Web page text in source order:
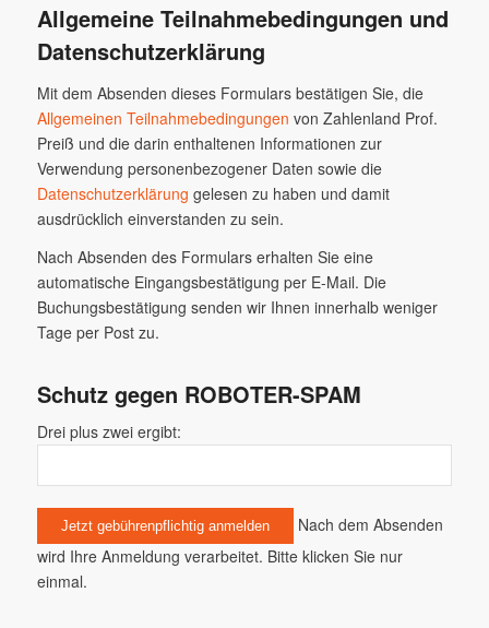
Allgemeine Teilnahmebedingungen und
Datenschutzerklärung
Mit dem Absenden dieses Formulars bestätigen Sie, die
Allgemeinen Teilnahmebedingungen von Zahlenland Prof.
Preiß und die darin enthaltenen Informationen zur
Verwendung personenbezogener Daten sowie die
Datenschutzerklärung gelesen zu haben und damit
ausdrücklich einverstanden zu sein.
Nach Absenden des Formulars erhalten Sie eine
automatische Eingangsbestätigung per E-Mail. Die
Buchungsbestätigung senden wir Ihnen innerhalb weniger
Tage per Post zu.
Schutz gegen ROBOTER-SPAM
Drei plus zwei ergibt:
Nach dem Absenden
wird Ihre Anmeldung verarbeitet. Bitte klicken Sie nur
einmal.